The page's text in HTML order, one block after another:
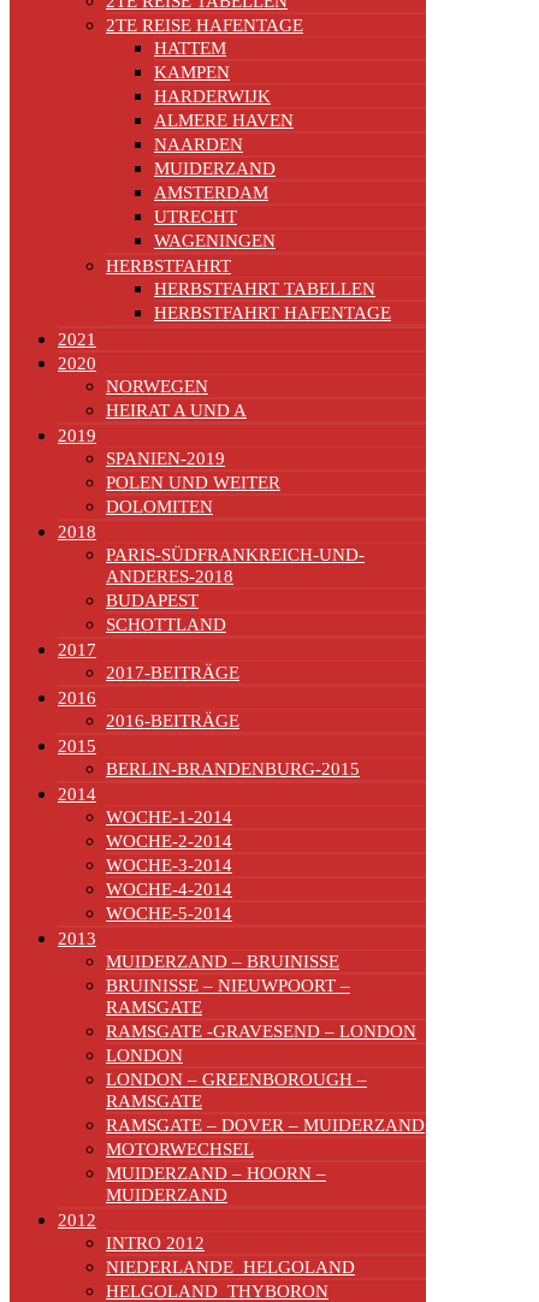
2TE REISE HAFENTAGE
HATTEM
KAMPEN
HARDERWIJK
ALMERE HAVEN
NAARDEN
MUIDERZAND
AMSTERDAM
UTRECHT
WAGENINGEN
HERBSTFAHRT
HERBSTFAHRT TABELLEN
HERBSTFAHRT HAFENTAGE
2021
2020
NORWEGEN
HEIRAT A UND A
2019
SPANIEN-2019
POLEN UND WEITER
DOLOMITEN
2018
PARIS-SÜDFRANKREICH-UND-
ANDERES-2018
BUDAPEST
SCHOTTLAND
2017
2017-BEITRÄGE
2016
2016-BEITRÄGE
2015
BERLIN-BRANDENBURG-2015
2014
WOCHE-1-2014
WOCHE-2-2014
WOCHE-3-2014
WOCHE-4-2014
WOCHE-5-2014
2013
MUIDERZAND – BRUINISSE
BRUINISSE – NIEUWPOORT –
RAMSGATE
RAMSGATE -GRAVESEND – LONDON
LONDON
LONDON – GREENBOROUGH –
RAMSGATE
RAMSGATE – DOVER – MUIDERZAND
MOTORWECHSEL
MUIDERZAND – HOORN –
MUIDERZAND
2012
INTRO 2012
NIEDERLANDE_HELGOLAND
HELGOLAND_THYBORON